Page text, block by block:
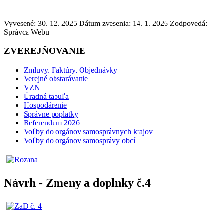
Vyvesené: 30. 12. 2025 Dátum zvesenia: 14. 1. 2026 Zodpovedá:
Správca Webu
ZVEREJŇOVANIE
Zmluvy, Faktúry, Objednávky
Verejné obstarávanie
VZN
Úradná tabuľa
Hospodárenie
Správne poplatky
Referendum 2026
Voľby do orgánov samosprávnych krajov
Voľby do orgánov samosprávy obcí
Návrh - Zmeny a doplnky č.4